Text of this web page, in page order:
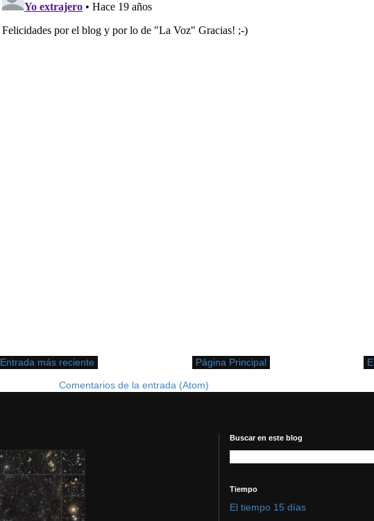
Entrada más reciente Página Principal
Comentarios de la entrada (Atom)
Buscar en este blog
Tiempo
El tiempo 15 días